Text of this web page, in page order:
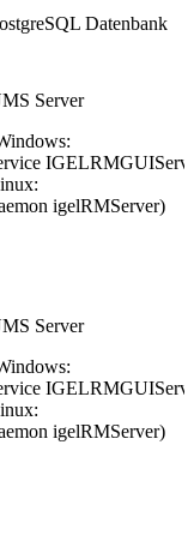
Datenbank
Server
igelRMServer)
Server
igelRMServer)